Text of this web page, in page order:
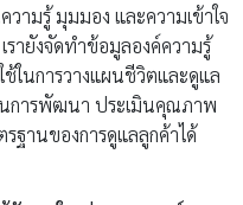
ามรู้ มุมมอง และความเข้าใจ
ายังจัดทำข้อมูลองค์ความรู้
ในการวางแผนชีวิตและดูแล
นการพัฒนา ประเมินคุณภาพ
ฐานของการดูแลลูกค้าได้